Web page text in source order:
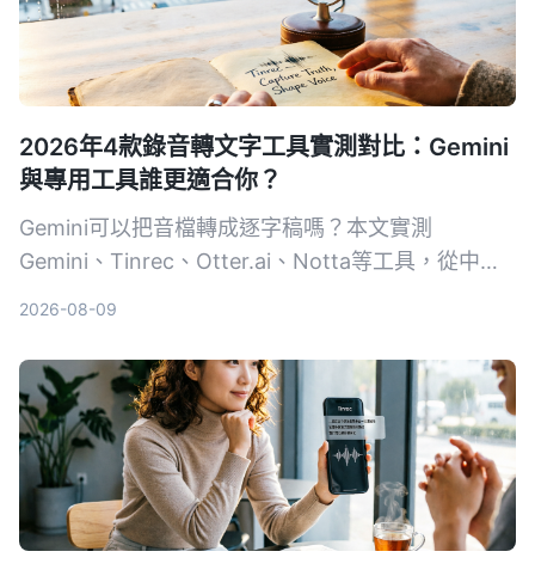
2026年4款錄音轉文字工具實測對比：Gemini
與專用工具誰更適合你？
Gemini可以把音檔轉成逐字稿嗎？本文實測
Gemini、Tinrec、Otter.ai、Notta等工具，從中文
坑指南與場景推薦，助你找到最合適的錄音轉文字解
決方案。
2026-08-09